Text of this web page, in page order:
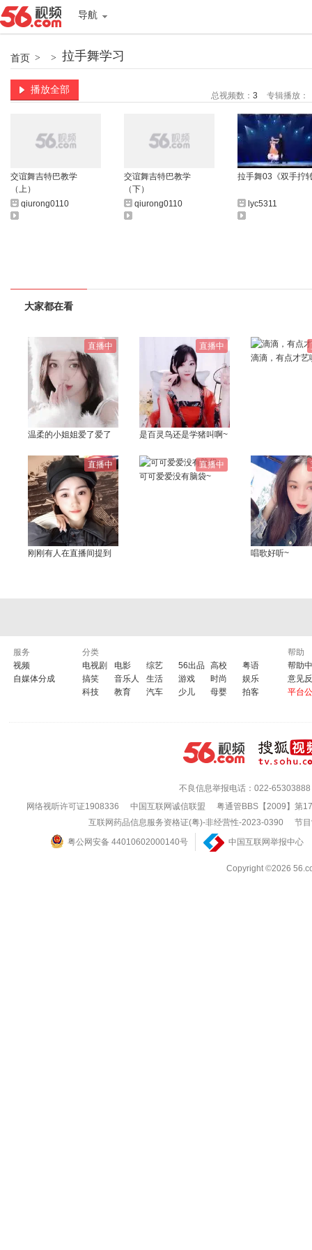
导航
首页 > > 拉手舞学习
播放全部
总视频数： 3 专辑播放：
交谊舞吉特巴教学
（上）
qiurong0110
交谊舞吉特巴教学
（下）
qiurong0110
拉手舞03《双手拧
lyc5311
大家都在看
直播中
温柔的小姐姐爱了爱了
直播中
是百灵鸟还是学猪叫啊~
滴滴，有点才艺
直播中
刚刚有人在直播间提到
直播中
可可爱爱没有脑袋~
唱歌好听~
服务
视频
自媒体分成
分类
电视剧
电影 综艺 56出品 高校
粤语
搞笑
音乐人 生活 游戏 时尚
娱乐
科技
教育 汽车 少儿 母婴 拍客
帮助
帮助
意见
平台
不良信息举报电话：022-65303888
网络视听许可证1908336
中国互联网诚信联盟
粤通管BBS【2009】第
互联网药品信息服务资格证(粤)-非经营性-2023-0390
节
粤公网安备 44010602000140号
中国互联网举报中心
Copyright ©2026